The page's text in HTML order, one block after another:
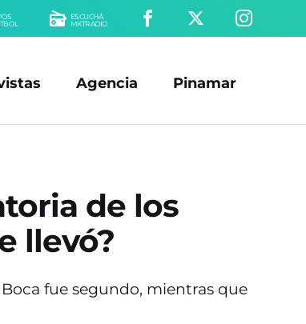
ESCUCHÁ
MKTRADIO
Agencia Pinamar
de los
llevó?
fue segundo, mientras que